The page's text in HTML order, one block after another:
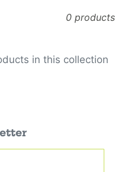
0 products
in this collection